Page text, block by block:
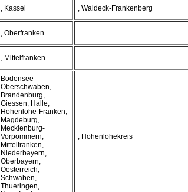
, Kassel , Waldeck-Frankenberg
, Oberfranken
, Mittelfranken
Bodensee-
Oberschwaben,
Brandenburg,
Giessen, Halle,
Hohenlohe-Franken,
Magdeburg,
Mecklenburg-
Vorpommern,
Mittelfranken,
Niederbayern,
Oberbayern,
Oesterreich,
Schwaben,
Thueringen,
, Hohenlohekreis